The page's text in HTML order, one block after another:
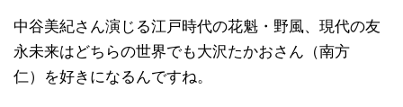
中谷美紀さん演じる江戸時代の花魁・野風、現代の友
永未来はどちらの世界でも大沢たかおさん（南方
仁）を好きになるんですね。